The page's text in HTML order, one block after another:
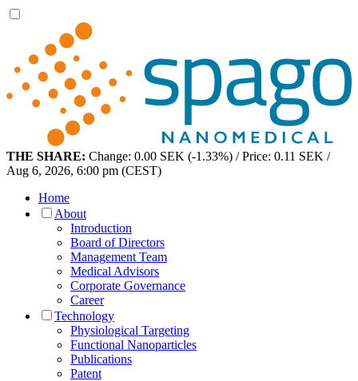
THE SHARE: Change: 0.00 SEK (-1.33%) / Price: 0.11 SEK /
Aug 6, 2026, 6:00 pm (CEST)
Home
About
Introduction
Board of Directors
Management Team
Medical Advisors
Corporate Governance
Career
Technology
Physiological Targeting
Functional Nanoparticles
Publications
Patent